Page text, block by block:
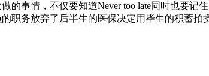
的事情，不仅要知道Never too late同时也要
职务放弃了后半生的医保决定用毕生的积蓄